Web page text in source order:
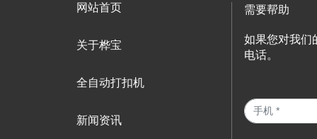
网站首页
关于桦宝
全自动打扣机
新闻资讯
需要帮助
如果您对我们
电话。